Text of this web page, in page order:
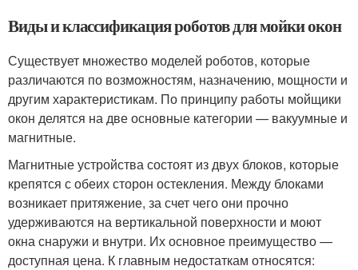
Виды и классификация роботов для мойки окон
Существует множество моделей роботов, которые
различаются по возможностям, назначению, мощности и
другим характеристикам. По принципу работы мойщики
окон делятся на две основные категории — вакуумные и
магнитные.
Магнитные устройства состоят из двух блоков, которые
крепятся с обеих сторон остекления. Между блоками
возникает притяжение, за счет чего они прочно
удерживаются на вертикальной поверхности и моют
окна снаружи и внутри. Их основное преимущество —
доступная цена. К главным недостаткам относятся: